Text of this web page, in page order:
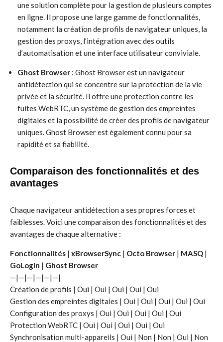
une solution complète pour la gestion de plusieurs comptes
en ligne. Il propose une large gamme de fonctionnalités,
notamment la création de profils de navigateur uniques, la
gestion des proxys, l’intégration avec des outils
d’automatisation et une interface utilisateur conviviale.
Ghost Browser : Ghost Browser est un navigateur
antidétection qui se concentre sur la protection de la vie
privée et la sécurité. Il offre une protection contre les
fuites WebRTC, un système de gestion des empreintes
digitales et la possibilité de créer des profils de navigateur
uniques. Ghost Browser est également connu pour sa
rapidité et sa fiabilité.
Comparaison des fonctionnalités et des
avantages
Chaque navigateur antidétection a ses propres forces et
faiblesses. Voici une comparaison des fonctionnalités et des
avantages de chaque alternative :
Fonctionnalités | xBrowserSync | Octo Browser | MASQ |
GoLogin | Ghost Browser
—|—|—|—|—|—|
Création de profils | Oui | Oui | Oui | Oui | Oui
Gestion des empreintes digitales | Oui | Oui | Oui | Oui | Oui
Configuration des proxys | Oui | Oui | Oui | Oui | Oui
Protection WebRTC | Oui | Oui | Oui | Oui | Oui
Synchronisation multi-appareils | Oui | Non | Non | Oui | Non